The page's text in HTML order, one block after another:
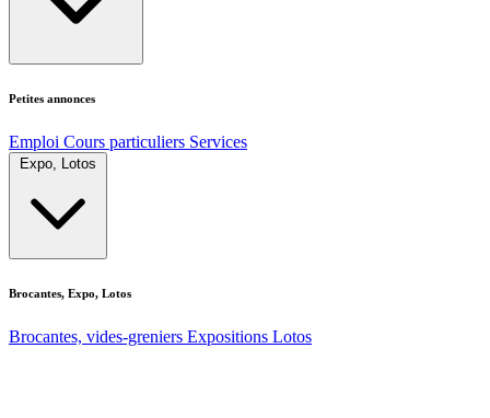
Petites annonces
Emploi Cours particuliers Services
Expo, Lotos
Brocantes, Expo, Lotos
Brocantes, vides-greniers Expositions Lotos